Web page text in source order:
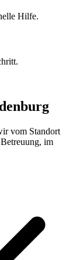
Hilfe.
vom Standort
im